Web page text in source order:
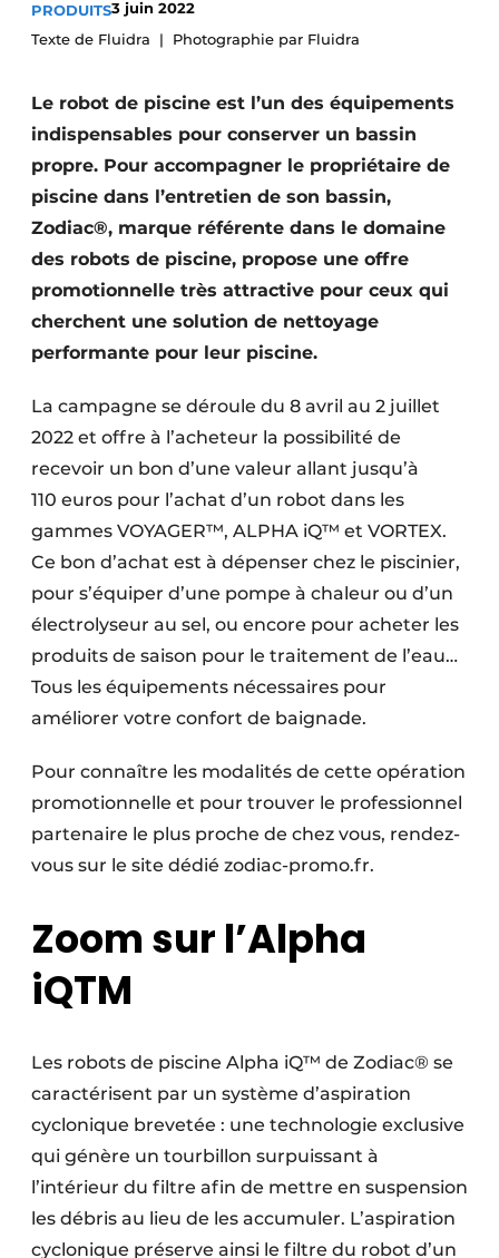
PRODUITS3 juin 2022
Texte de Fluidra
Photographie par Fluidra
Le robot de piscine est l’un des équipements
indispensables pour conserver un bassin
propre. Pour accompagner le propriétaire de
piscine dans l’entretien de son bassin,
Zodiac®, marque référente dans le domaine
des robots de piscine, propose une offre
promotionnelle très attractive pour ceux qui
cherchent une solution de nettoyage
performante pour leur piscine.
La campagne se déroule du 8 avril au 2 juillet
2022 et offre à l’acheteur la possibilité de
recevoir un bon d’une valeur allant jusqu’à
110 euros pour l’achat d’un robot dans les
gammes VOYAGER™, ALPHA iQ™ et VORTEX.
Ce bon d’achat est à dépenser chez le piscinier,
pour s’équiper d’une pompe à chaleur ou d’un
électrolyseur au sel, ou encore pour acheter les
produits de saison pour le traitement de l’eau…
Tous les équipements nécessaires pour
améliorer votre confort de baignade.
Pour connaître les modalités de cette opération
promotionnelle et pour trouver le professionnel
partenaire le plus proche de chez vous, rendez-
vous sur le site dédié zodiac-promo.fr.
Zoom sur l’Alpha
iQTM
Les robots de piscine Alpha iQ™ de Zodiac® se
caractérisent par un système d’aspiration
cyclonique brevetée : une technologie exclusive
qui génère un tourbillon surpuissant à
l’intérieur du filtre afin de mettre en suspension
les débris au lieu de les accumuler. L’aspiration
cyclonique préserve ainsi le filtre du robot d’un